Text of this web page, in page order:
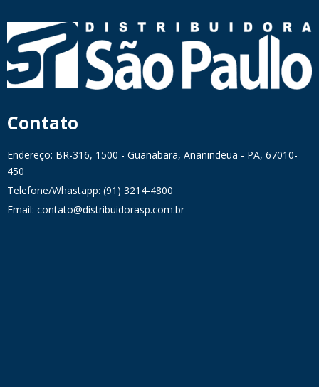
Contato
Endereço: BR-316, 1500 - Guanabara, Ananindeua - PA, 67010-
450
Telefone/Whastapp: (91) 3214-4800
Email: contato@distribuidorasp.com.br